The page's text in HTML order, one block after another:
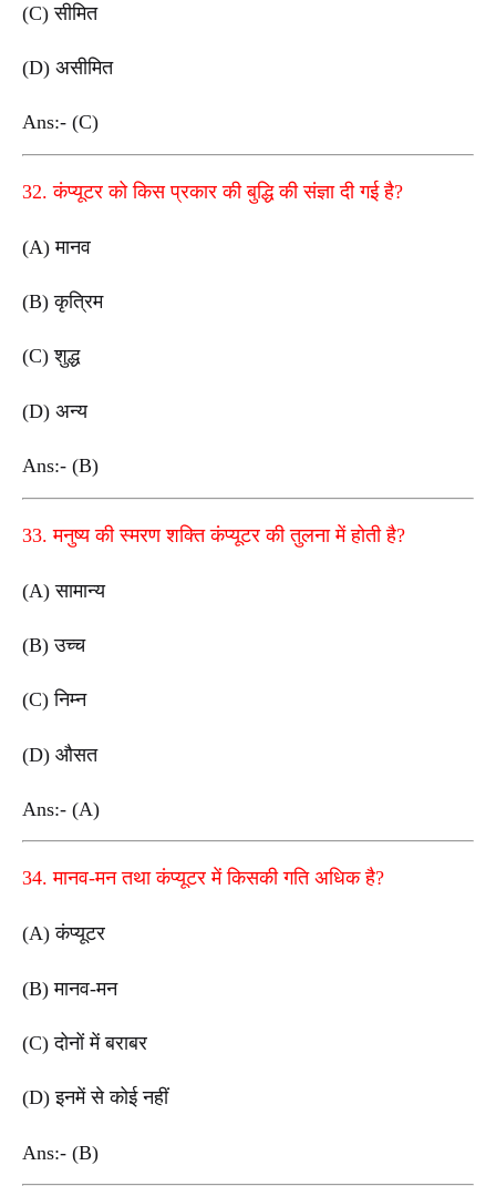
(C) सीमित
(D) असीमित
Ans:- (C)
32. कंप्यूटर को किस प्रकार की बुद्धि की संज्ञा दी गई है?
(A) मानव
(B) कृत्रिम
(C) शुद्ध
(D) अन्य
Ans:- (B)
33. मनुष्य की स्मरण शक्ति कंप्यूटर की तुलना में होती है?
(A) सामान्य
(B) उच्च
(C) निम्न
(D) औसत
Ans:- (A)
34. मानव-मन तथा कंप्यूटर में किसकी गति अधिक है?
(A) कंप्यूटर
(B) मानव-मन
(C) दोनों में बराबर
(D) इनमें से कोई नहीं
Ans:- (B)